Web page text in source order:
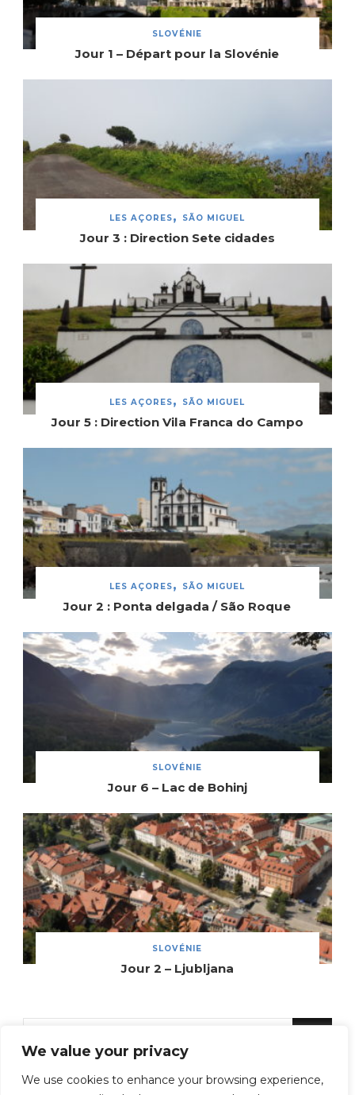
We value your privacy
We use cookies to enhance your browsing experience,
SLOVÉNIE
Jour 1 – Départ pour la Slovénie
LES AÇORES SÃO MIGUEL
Jour 3 : Direction Sete cidades
LES AÇORES SÃO MIGUEL
Jour 5 : Direction Vila Franca do Campo
LES AÇORES SÃO MIGUEL
Jour 2 : Ponta delgada / São Roque
SLOVÉNIE
Jour 6 – Lac de Bohinj
SLOVÉNIE
Jour 2 – Ljubljana
Vous
recherchiez
quelque